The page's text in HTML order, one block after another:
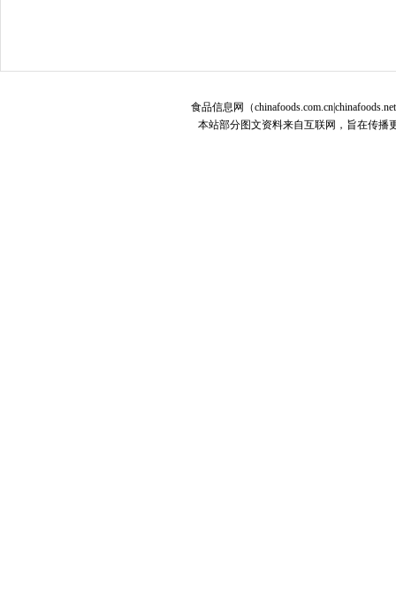
食品信息网（
本站部分图文资料来自互联网，旨在传播